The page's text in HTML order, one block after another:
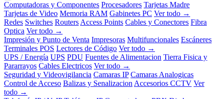
Computadoras y Componentes Procesadores Tarjetas Madre
Tarjetas de Video Memoria RAM Gabinetes PC Ver todo →
Redes Switches Routers Access Points Cables y Conectores Fibra
Optica Ver todo →
Impresión y Punto de Venta Impresoras Multifuncionales Escáneres
Terminales POS Lectores de Código Ver todo →
UPS / Energía UPS PDU Fuentes de Alimentacion Tierra Fisica y
Pararrayos Cables Electricos Ver todo →
Seguridad y Videovigilancia Camaras IP Camaras Analogicas
Control de Acceso Balizas y Senalizacion Accesorios CCTV Ver
todo →